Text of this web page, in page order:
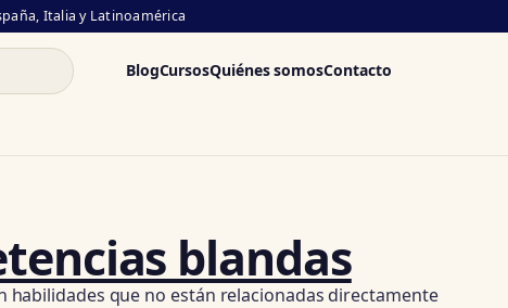
Italia y Latinoamérica
BlogCursosQuiénes somosContacto
blandas
habilidades que no están relacionadas directamente